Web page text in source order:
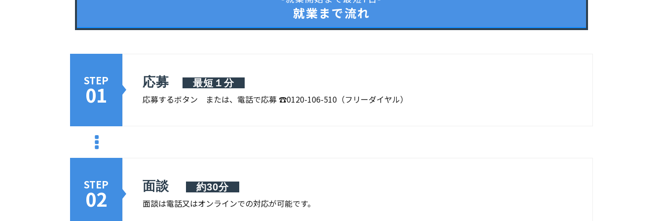
就業まで流れ
STEP
01 応募 最短１分
応募するボタン または、電話で応募 ☎0120-106-510（フリーダイヤル）
STEP
02 面談 約30分
面談は電話又はオンラインでの対応が可能です。